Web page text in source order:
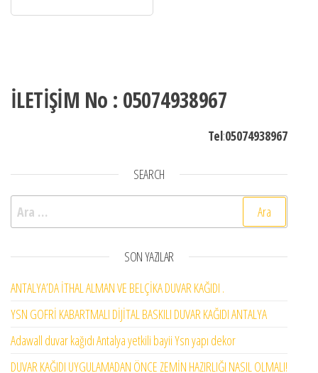
İLETİŞİM No : 05074938967
Tel:05074938967
SEARCH
Arama:
SON YAZILAR
ANTALYA’DA İTHAL ALMAN VE BELÇİKA DUVAR KAĞIDI .
YSN GOFRİ KABARTMALI DİJİTAL BASKILI DUVAR KAĞIDI ANTALYA
Adawall duvar kağıdı Antalya yetkili bayii Ysn yapı dekor
DUVAR KAĞIDI UYGULAMADAN ÖNCE ZEMİN HAZIRLIĞI NASIL OLMALI!